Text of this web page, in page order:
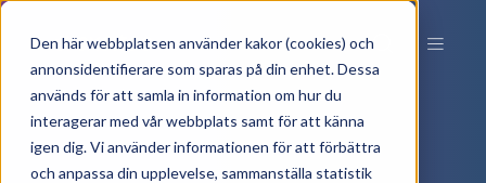
Den här webbplatsen använder kakor (cookies) och
annonsidentifierare som sparas på din enhet. Dessa
används för att samla in information om hur du
interagerar med vår webbplats samt för att känna
igen dig. Vi använder informationen för att förbättra
och anpassa din upplevelse, sammanställa statistik